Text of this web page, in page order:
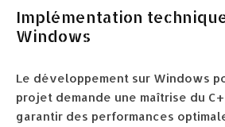
Implémentation
Windows
Le développement sur Windows
projet demande une maîtrise du
garantir des performances